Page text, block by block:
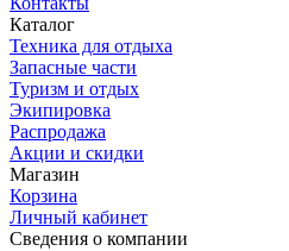
Каталог
Техника для отдыха
Запасные части
Туризм и отдых
Экипировка
Распродажа
Акции и скидки
Магазин
Корзина
Личный кабинет
Сведения о компании